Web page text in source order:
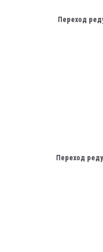
Переход
Переход